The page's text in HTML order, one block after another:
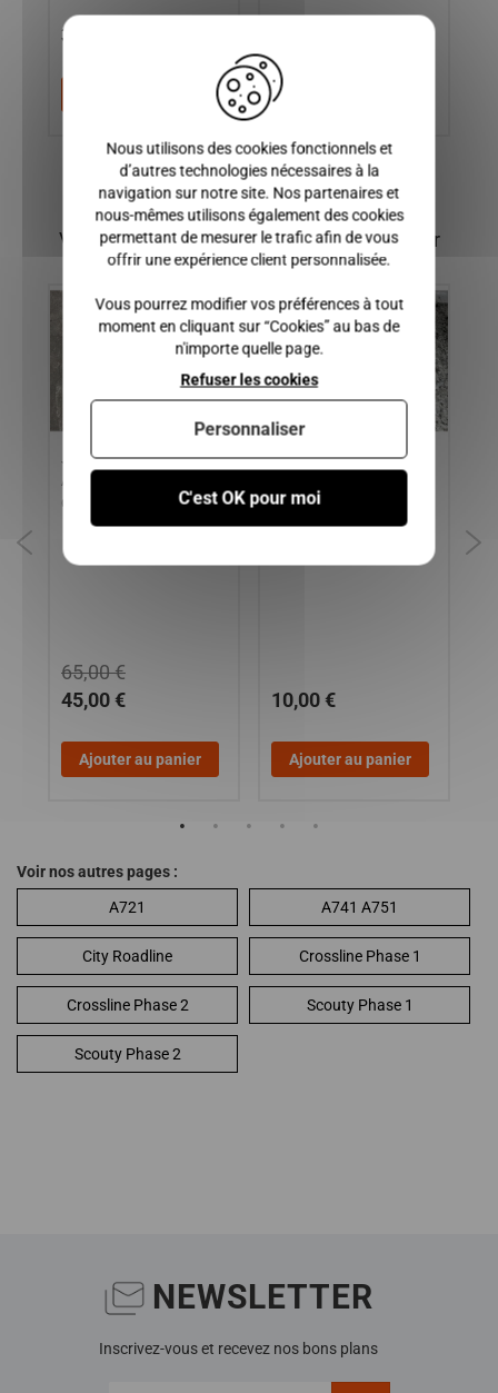
39,00 €
Vous pourriez également être intéressé par
JANTE AIXAM A721, A741,
A751, CITY, ROADLINE,
CITY, CROSSLINE, SCOUTY
45,00 €
65,00 €
Ajouter au panier
SUPPORT INFERIEUR DE
LES MODELES
10,00 €
Ajouter au panier
Voir nos autres pages :
A721
A741 A751
City Roadline Crossline Phase 1
Crossline Phase 2 Scouty Phase 1
Scouty Phase 2
NEWSLETTER
Inscrivez-vous et recevez nos bons plans
Nous utilisons des cookies fonctionnels et
d’autres technologies nécessaires à la
navigation sur notre site. Nos partenaires et
nous-mêmes utilisons également des cookies
permettant de mesurer le trafic afin de vous
offrir une expérience client personnalisée.
Vous pourrez modifier vos préférences à tout
moment en cliquant sur “Cookies” au bas de
n'importe quelle page.
C'est OK pour moi
Refuser les cookies
Personnaliser